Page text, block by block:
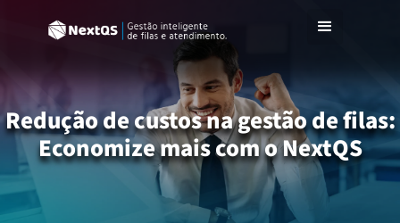
Redução de custos na gestão de filas:
Economize mais com o NextQS